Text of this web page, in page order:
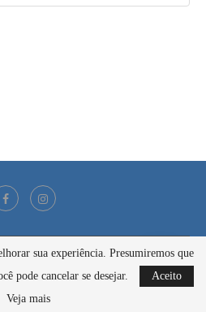
os direitos reservados
TO TOP
sua experiência. Presumiremos que
pode cancelar se desejar.
Aceito
Veja mais